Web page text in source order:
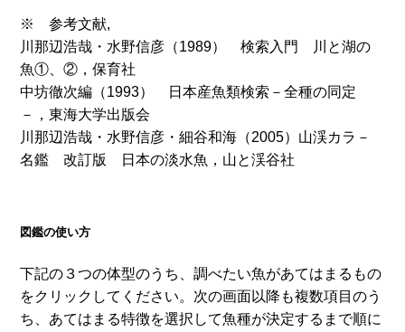
※ 参考文献,
川那辺浩哉・水野信彦（1989） 検索入門 川と湖の
魚①、②，保育社
中坊徹次編（1993） 日本産魚類検索－全種の同定
－，東海大学出版会
川那辺浩哉・水野信彦・細谷和海（2005）山渓カラ－
名鑑 改訂版 日本の淡水魚，山と渓谷社
図鑑の使い方
下記の３つの体型のうち、調べたい魚があてはまるもの
をクリックしてください。次の画面以降も複数項目のう
ち、あてはまる特徴を選択して魚種が決定するまで順に